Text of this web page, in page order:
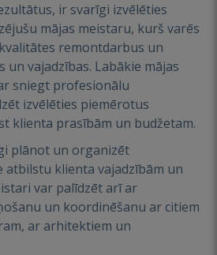
ir svarīgi izvēlēties
mājas meistaru, kurš varēs
remontdarbus un
un vajadzības. Labākie mājas
sniegt profesionālu
izvēlēties piemērotus
klienta prasībām un budžetam.
plānot un organizēt
atbilstu klienta vajadzībām un
var palīdzēt arī ar
un koordinēšanu ar citiem
ar arhitektiem un